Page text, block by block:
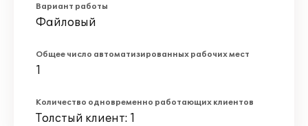
Вариант работы
Файловый
Общее число автоматизированных рабочих мест
1
Количество одновременно работающих клиентов
Толстый клиент: 1